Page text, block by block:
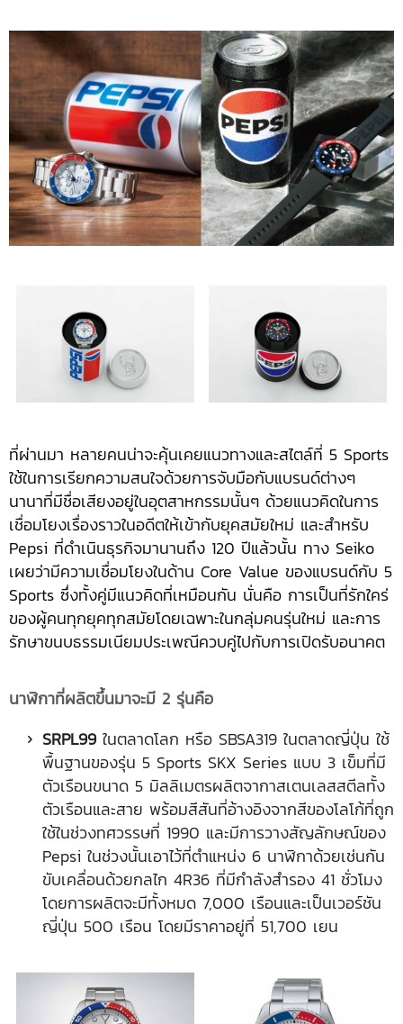
ที่ผ่านมา หลายคนน่าจะคุ้นเคยแนวทางและสไตล์ที่ 5 Sports
ใช้ในการเรียกความสนใจด้วยการจับมือกับแบรนด์ต่างๆ
นานาที่มีชื่อเสียงอยู่ในอุตสาหกรรมนั้นๆ ด้วยแนวคิดในการ
เชื่อมโยงเรื่องราวในอดีตให้เข้ากับยุคสมัยใหม่ และสำหรับ
Pepsi ที่ดำเนินธุรกิจมานานถึง 120 ปีแล้วนั้น ทาง Seiko
เผยว่ามีความเชื่อมโยงในด้าน Core Value ของแบรนด์กับ 5
Sports ซึ่งทั้งคู่มีแนวคิดที่เหมือนกัน นั่นคือ การเป็นที่รักใคร่
ของผู้คนทุกยุคทุกสมัยโดยเฉพาะในกลุ่มคนรุ่นใหม่ และการ
รักษาขนบธรรมเนียมประเพณีควบคู่ไปกับการเปิดรับอนาคต
นาฬิกาที่ผลิตขึ้นมาจะมี 2 รุ่นคือ
SRPL99 ในตลาดโลก หรือ SBSA319 ในตลาดญี่ปุ่น ใช้
พื้นฐานของรุ่น 5 Sports SKX Series แบบ 3 เข็มที่มี
ตัวเรือนขนาด 5 มิลลิเมตรผลิตจากาสเตนเลสสตีลทั้ง
ตัวเรือนและสาย พร้อมสีสันที่อ้างอิงจากสีของโลโก้ที่ถูก
ใช้ในช่วงทศวรรษที่ 1990 และมีการวางสัญลักษณ์ของ
Pepsi ในช่วงนั้นเอาไว้ที่ตำแหน่ง 6 นาฬิกาด้วยเช่นกัน
ขับเคลื่อนด้วยกลไก 4R36 ที่มีกำลังสำรอง 41 ชั่วโมง
โดยการผลิตจะมีทั้งหมด 7,000 เรือนและเป็นเวอร์ชัน
ญี่ปุ่น 500 เรือน โดยมีราคาอยู่ที่ 51,700 เยน